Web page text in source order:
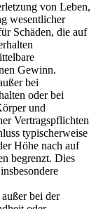
von Leben,
wesentlicher
Schäden, die auf
Gewinn.
bei
oder bei
und
Vertragspflichten
typischerweise
Höhe nach auf
begrenzt. Dies
bei der